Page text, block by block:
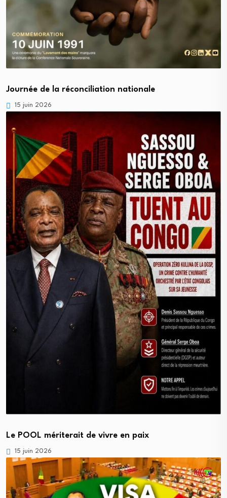
Journée de la réconciliation nationale
15 juin 2026
Le POOL mériterait de vivre en paix
15 juin 2026